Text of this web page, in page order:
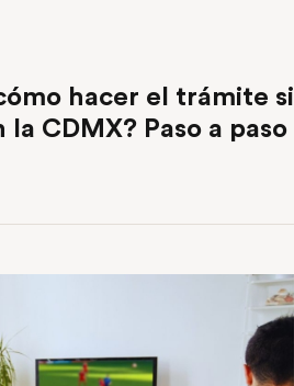
hacer el trámite si
la CDMX? Paso a paso